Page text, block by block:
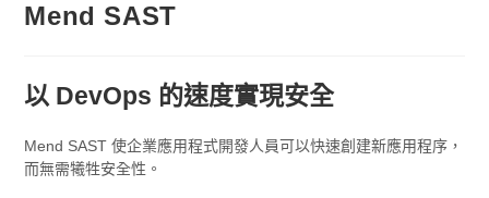
Mend SAST
以 DevOps 的速度實現安全
Mend SAST 使企業應用程式開發人員可以快速創建新應用程序，
而無需犧牲安全性。